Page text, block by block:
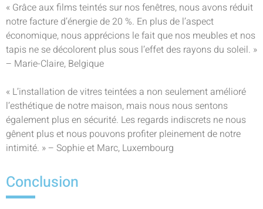
« Grâce aux films teintés sur nos fenêtres, nous avons réduit
notre facture d’énergie de 20 %. En plus de l’aspect
économique, nous apprécions le fait que nos meubles et nos
tapis ne se décolorent plus sous l’effet des rayons du soleil. »
– Marie-Claire, Belgique
« L’installation de vitres teintées a non seulement amélioré
l’esthétique de notre maison, mais nous nous sentons
également plus en sécurité. Les regards indiscrets ne nous
gênent plus et nous pouvons profiter pleinement de notre
intimité. » – Sophie et Marc, Luxembourg
Conclusion